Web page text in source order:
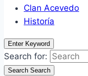
Clan Acevedo
Historía
Enter Keyword
Search for:
Search Search